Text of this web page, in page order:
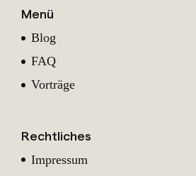
Menü
Blog
FAQ
Vorträge
Rechtliches
Impressum